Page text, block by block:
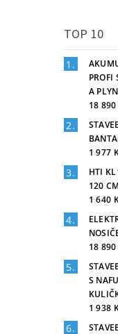
TOP 10
PROFI
A
18 890
1 977
HTI
120
1 640
18 890
S
1 938